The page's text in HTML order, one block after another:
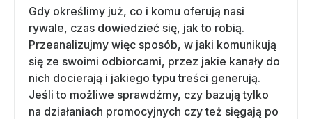
Gdy określimy już, co i komu oferują nasi
rywale, czas dowiedzieć się, jak to robią.
Przeanalizujmy więc sposób, w jaki komunikują
się ze swoimi odbiorcami, przez jakie kanały do
nich docierają i jakiego typu treści generują.
Jeśli to możliwe sprawdźmy, czy bazują tylko
na działaniach promocyjnych czy też sięgają po